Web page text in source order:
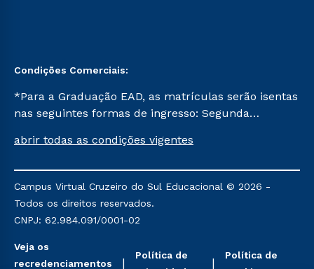
Condições Comerciais:
*Para a Graduação EAD, as matrículas serão isentas
nas seguintes formas de ingresso: Segunda
Já para as demais, a taxa de matrícula será de R$
mencionadas são referentes aos cursos: Ensino
Religioso, Geografia para a Docência e Metodologia
do Ensino de História: Questões Atuais.
abrir todas as condições vigentes
Campus Virtual Cruzeiro do Sul Educacional © 2026 -
Todos os direitos reservados.
CNPJ: 62.984.091/0001-02
Veja os
recredenciamentos
Política de
Política de